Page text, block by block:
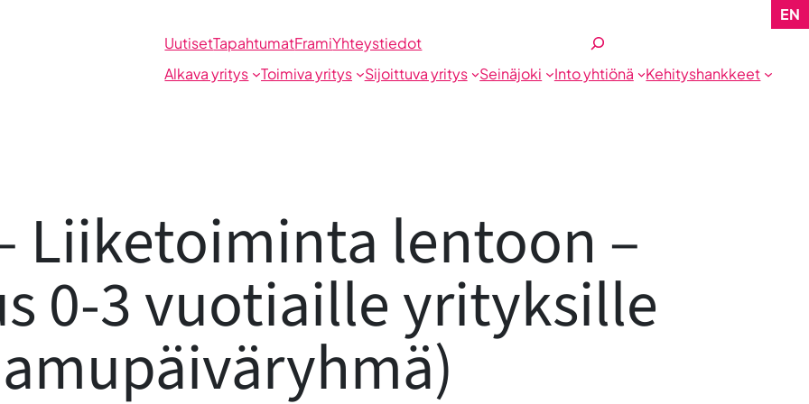
UutisetTapahtumatFramiYhteystiedot
Etsi
Alkava yritys
Toimiva yritys Sijoittuva yritys Seinäjoki Into yhtiönä Kehityshankkeet
EN
Liiketoiminta lentoon –
0-3 vuotiaille yrityksille